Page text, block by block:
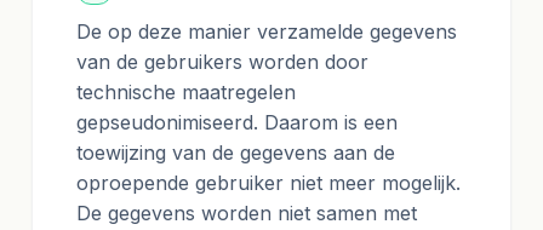
De op deze manier verzamelde gegevens
van de gebruikers worden door
technische maatregelen
gepseudonimiseerd. Daarom is een
toewijzing van de gegevens aan de
oproepende gebruiker niet meer mogelijk.
De gegevens worden niet samen met